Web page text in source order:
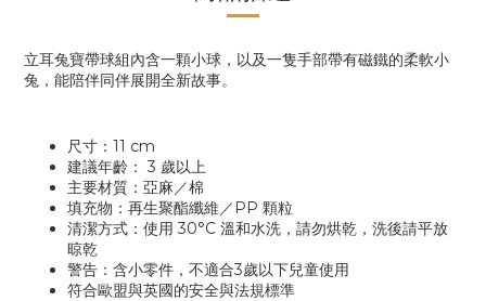
立耳兔寶帶球組內含一顆小球，以及一隻手部帶有磁鐵的柔軟小
兔，能陪伴同伴展開全新故事。
尺寸：11 cm
建議年齡： 3 歲以上
主要材質：亞麻／棉
填充物：再生聚酯纖維／PP 顆粒
清潔方式：使用 30°C 溫和水洗，請勿烘乾，洗後請平放
晾乾
警告：含小零件，不適合3歲以下兒童使用
符合歐盟與英國的安全與法規標準